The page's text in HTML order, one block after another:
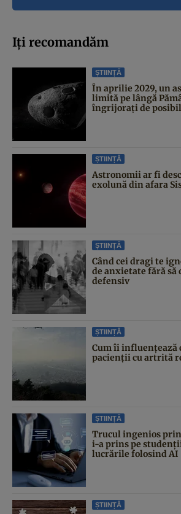
Iți recomandăm
ȘTIINȚĂ
În aprilie 2029, un
limită pe lângă
îngrijorați de
ȘTIINȚĂ
Astronomii ar fi
exolună din afara
ȘTIINȚĂ
Când cei dragi te
de anxietate fără să
defensiv
ȘTIINȚĂ
Cum îi influențează
pacienții cu artrită
ȘTIINȚĂ
Trucul ingenios
i-a prins pe
lucrările folosind AI
ȘTIINȚĂ